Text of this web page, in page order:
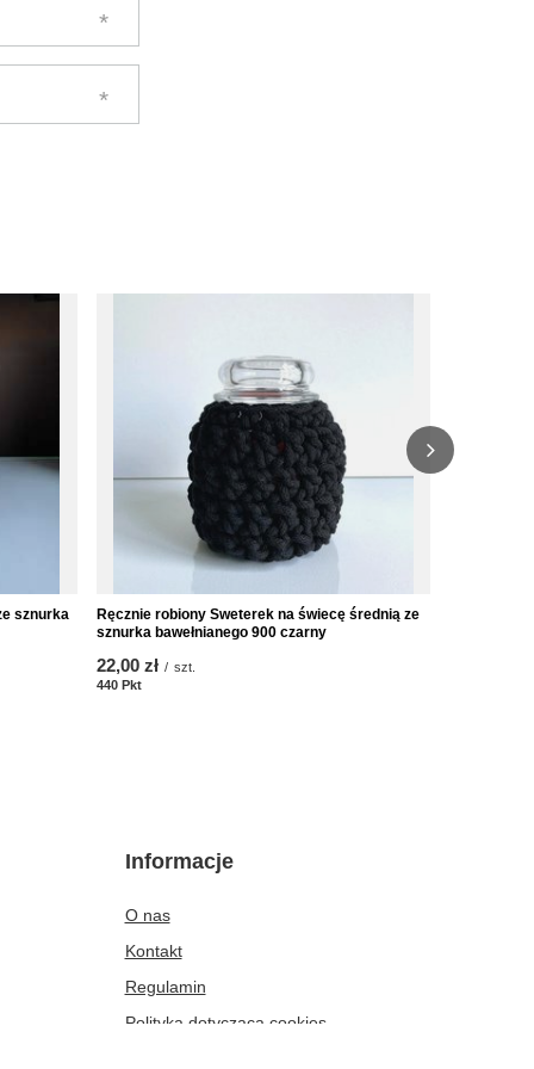
sznurka
Ręcznie robiony Sweterek na świecę średnią ze
sznurka bawełnianego 900 czarny
22,00 zł / szt.
440 PktPunkte
Informacje
O nas
Kontakt
Regulamin
Polityka dotycząca cookies